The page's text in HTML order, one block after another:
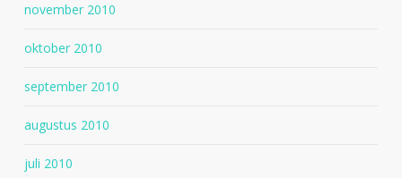
november 2010
oktober 2010
september 2010
augustus 2010
juli 2010